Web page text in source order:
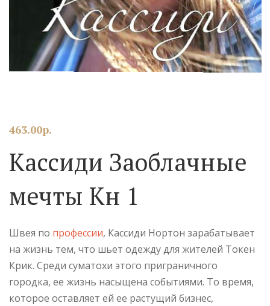
463.00р.
Кассиди Заоблачные
мечты Кн 1
Швея по профессии, Кассиди Нортон зарабатывает
на жизнь тем, что шьет одежду для жителей Токен
Крик. Среди суматохи этого приграничного
городка, ее жизнь насыщена событиями. То время,
которое оставляет ей ее растущий бизнес,